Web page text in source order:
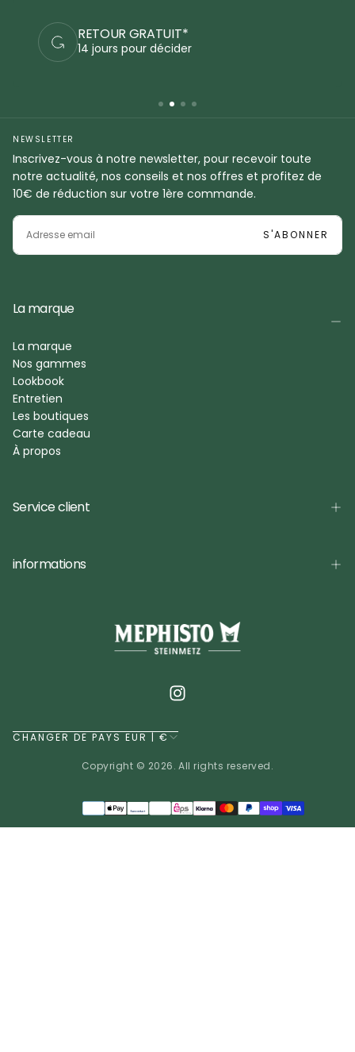
GRATUIT*
pour décider
NEWSLETTER
Inscrivez-vous à notre newsletter, pour recevoir toute
notre actualité, nos conseils et nos offres et profitez de
10€ de réduction sur votre 1ère commande.
EMAIL
S'ABONNER
La marque
La marque
Nos gammes
Lookbook
Entretien
Les boutiques
Carte cadeau
À propos
Service client
informations
CHANGER DE PAYS EUR | €
Copyright © 2026. All rights reserved.
Méthodes
de